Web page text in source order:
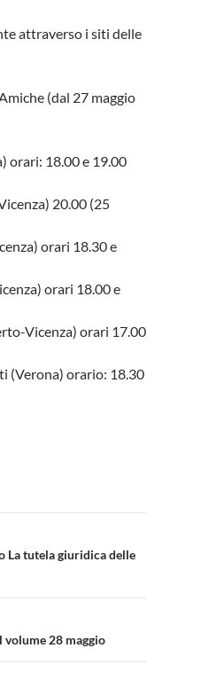
attraverso i siti delle
(dal 27 maggio
orari: 18.00 e 19.00
20.00 (25
orari 18.30 e
orari 18.00 e
Vicenza) orari 17.00
(Verona) orario: 18.30
La tutela giuridica delle
28 maggio